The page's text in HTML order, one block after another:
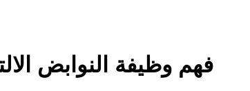
فهم وظيفة النوابض